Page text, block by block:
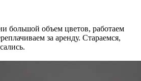
большой объем цветов, работаем
за аренду. Стараемся,